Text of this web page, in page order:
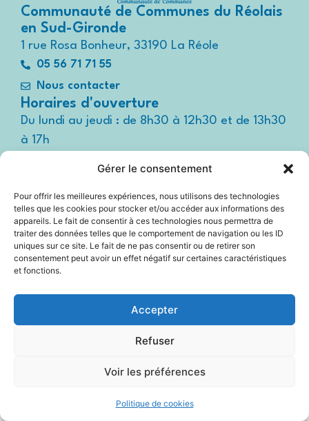
Gérer le consentement
Pour offrir les meilleures expériences, nous utilisons des technologies
telles que les cookies pour stocker et/ou accéder aux informations des
appareils. Le fait de consentir à ces technologies nous permettra de
traiter des données telles que le comportement de navigation ou les ID
uniques sur ce site. Le fait de ne pas consentir ou de retirer son
consentement peut avoir un effet négatif sur certaines caractéristiques
et fonctions.
Accepter
Refuser
Voir les préférences
Politique de cookies
Communauté de Communes du Réolais
en Sud-Gironde
1 rue Rosa Bonheur, 33190 La Réole
05 56 71 71 55
Nous contacter
Horaires d'ouverture
Du lundi au jeudi : de 8h30 à 12h30 et de 13h30
à 17h
Suivez-nous !
Espace
presse
Mentions légales
Plan du site
Politique Cookies (UE)